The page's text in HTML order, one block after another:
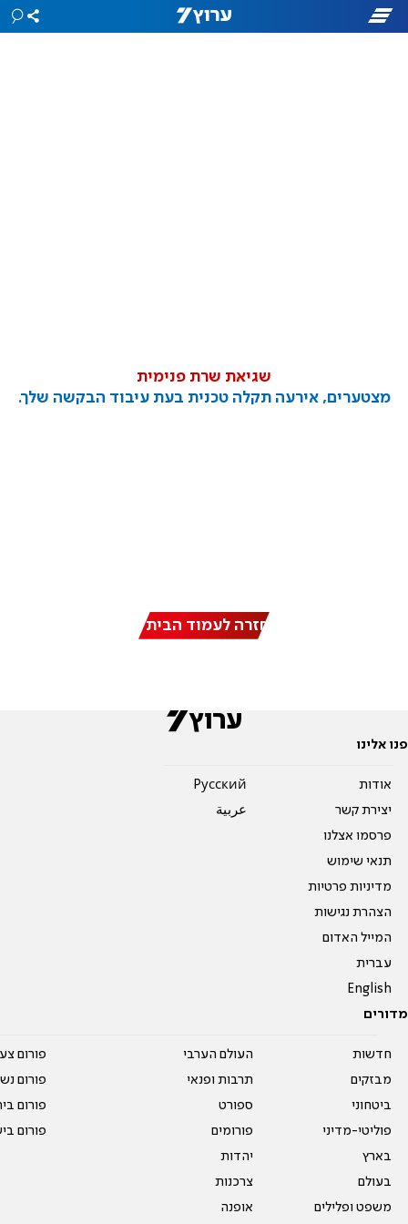
שגיאת שרת פנימית
מצטערים, אירעה תקלה טכנית בעת עיבוד הבקשה שלך.
חזרה לעמוד הבית
פנו אלינו
אודות
יצירת קשר
פרסמו אצלנו
תנאי שימוש
מדיניות פרטיות
הצהרת נגישות
המייל האדום
עברית
English
Pусский
عربية
מדורים
חדשות
מבזקים
ביטחוני
פוליטי-מדיני
בארץ
בעולם
משפט ופלילים
העולם הערבי
תרבות ופנאי
ספורט
פורומים
יהדות
צרכנות
אופנה
פורום
פורום
פורום
פורום